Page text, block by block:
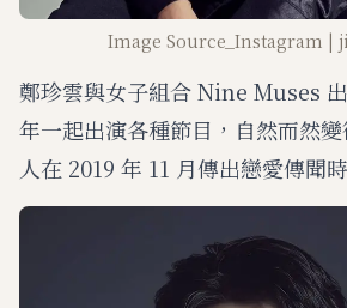
Image Source_Instagram |
鄭珍雲與女子組合 Nine Muses
年一起出演各種節目，自然而然
人在 2019 年 11 月傳出戀愛傳聞